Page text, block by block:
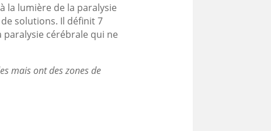
la lumière de la paralysie
solutions. Il définit 7
cérébrale qui ne
mais ont des zones de